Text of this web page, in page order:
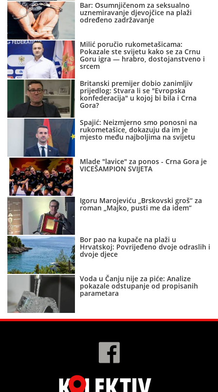
Bar: Osumnjičenom za seksualno
uznemiravanje djevojčice na plaži
određeno zadržavanje
Milić poručio rukometašicama:
Pokazale ste svijetu kako se za Crnu
Goru igra — hrabro, dostojanstveno i
srcem
Britanski premijer dobio zanimljiv
prijedlog: Stvara li se "Evropska
konfederacija" u kojoj bi bila i Crna
Gora?
Spajić: Neizmjerno smo ponosni na
rukometašice, dokazuju da im je
mjesto među najboljima na svijetu
Mlade "lavice" za ponos - Crna Gora je
VICEŠAMPION SVIJETA
Igoru Marojeviću „Brskovski groš“ za
roman „Majko, pusti me da idem“
Bor pao na kupače na plaži u
Hrvatskoj: Povrijeđeno dvoje odraslih i
dvoje djece
Voda u Čanju nije za piće: Analize
pokazale odstupanje od propisanih
parametara